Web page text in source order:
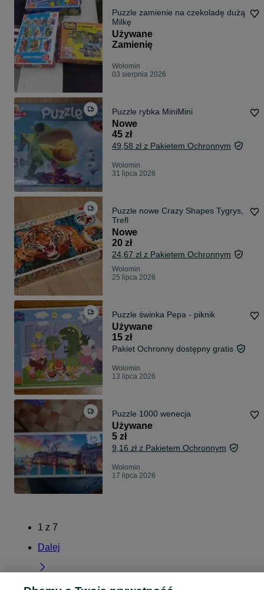
Puzzle zamienie na czekoladę dużą
Milkę
Używane
Zamienię
Wołomin
03 sierpnia 2026
Puzzle rybka MiniMini
Nowe
45 zł
49,58 zł z Pakietem Ochronnym
Wołomin
31 lipca 2026
Puzzle nowe Crazy Shapes Tygrys,
Trefl
Nowe
20 zł
24,67 zł z Pakietem Ochronnym
Wołomin
25 lipca 2026
Puzzle świnka Pepa - piknik
Używane
15 zł
Pakiet Ochronny dostępny gratis
Wołomin
13 lipca 2026
Puzzle 1000 wenecja
Używane
5 zł
9,16 zł z Pakietem Ochronnym
Wołomin
17 lipca 2026
1 z 7
Dalej